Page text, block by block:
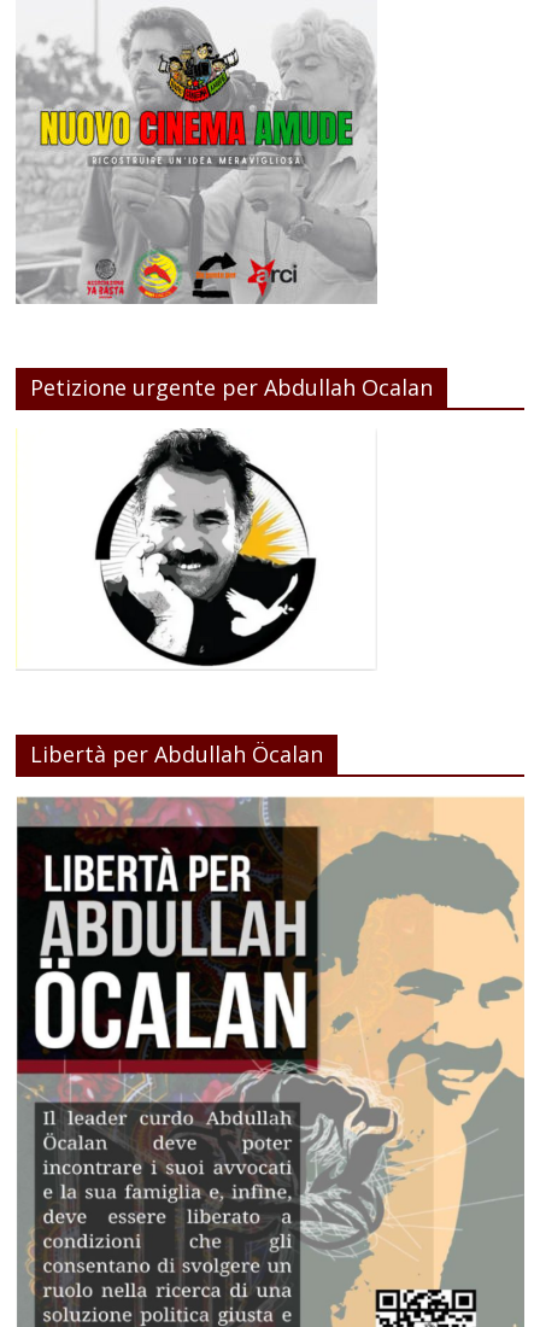
Petizione urgente per Abdullah Ocalan
Libertà per Abdullah Öcalan